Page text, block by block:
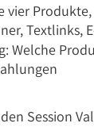
vier
Textlinks,
Welche
Session